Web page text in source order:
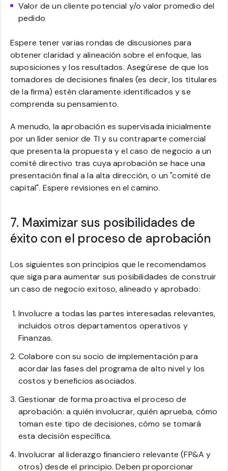
Valor de un cliente potencial y/o valor promedio del
pedido
Espere tener varias rondas de discusiones para
obtener claridad y alineación sobre el enfoque, las
suposiciones y los resultados. Asegúrese de que los
tomadores de decisiones finales (es decir, los titulares
de la firma) estén claramente identificados y se
comprenda su pensamiento.
A menudo, la aprobación es supervisada inicialmente
por un líder senior de TI y su contraparte comercial
que presenta la propuesta y el caso de negocio a un
comité directivo tras cuya aprobación se hace una
presentación final a la alta dirección, o un "comité de
capital". Espere revisiones en el camino.
7. Maximizar sus posibilidades de
éxito con el proceso de aprobación
Los siguientes son principios que le recomendamos
que siga para aumentar sus posibilidades de construir
un caso de negocio exitoso, alineado y aprobado:
Involucre a todas las partes interesadas relevantes,
incluidos otros departamentos operativos y
Finanzas.
Colabore con su socio de implementación para
acordar las fases del programa de alto nivel y los
costos y beneficios asociados.
Gestionar de forma proactiva el proceso de
aprobación: a quién involucrar, quién aprueba, cómo
toman este tipo de decisiones, cómo se tomará
esta decisión específica.
Involucrar al liderazgo financiero relevante (FP&A y
otros) desde el principio. Deben proporcionar